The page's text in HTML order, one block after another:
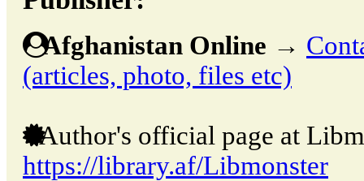
Afghanistan Online →
(articles, photo, files etc)
Author's official page at
https://library.af/Libmonster